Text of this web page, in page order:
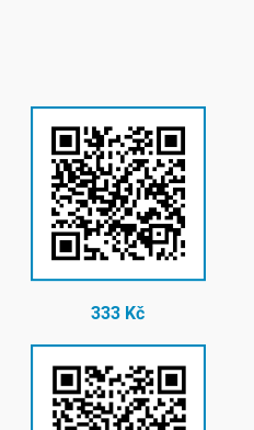
333 Kč